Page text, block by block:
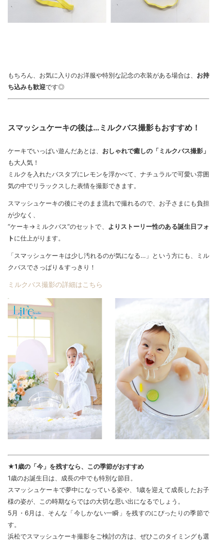
もちろん、お気に入りのお洋服や特別な記念の衣装がある場合は、 お持
ち込みも歓迎です◎
スマッシュケーキの後は…ミルクバス撮影もおすすめ！
ケーキでいっぱい遊んだあとは、 おしゃれで癒しの「ミルクバス撮影」
も大人気！
ミルクを入れたバスタブにレモンを浮かべて、ナチュラルで可愛い雰囲
気の中でリラックスした表情を撮影できます。
スマッシュケーキの後にそのまま流れで撮れるので、お子さまにも負担
が少なく、
“ケーキ→ミルクバス”のセットで、
よりストーリー性のある誕生日フォ
トに仕上がります。
「スマッシュケーキは少し汚れるのが気になる…」という方にも、ミル
クバスでさっぱり＆すっきり！
ミルクバス撮影の詳細はこちら
★1歳の「今」を残すなら、この季節がおすすめ
1歳のお誕生日は、成長の中でも特別な節目。
スマッシュケーキで夢中になっている姿や、1歳を迎えて成長したお子
様の姿が、この時期ならではの大切な思い出になるでしょう。
5月・6月は、そんな「今しかない一瞬」を残すのにぴったりの季節で
す。
浜松でスマッシュケーキ撮影をご検討の方は、ぜひこのタイミングも選